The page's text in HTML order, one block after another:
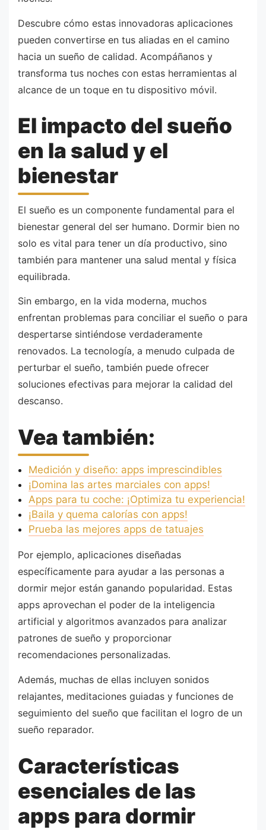
Descubre cómo estas innovadoras aplicaciones
pueden convertirse en tus aliadas en el camino
hacia un sueño de calidad. Acompáñanos y
transforma tus noches con estas herramientas al
alcance de un toque en tu dispositivo móvil.
El impacto del sueño
en la salud y el
bienestar
El sueño es un componente fundamental para el
bienestar general del ser humano. Dormir bien no
solo es vital para tener un día productivo, sino
también para mantener una salud mental y física
equilibrada.
Sin embargo, en la vida moderna, muchos
enfrentan problemas para conciliar el sueño o para
despertarse sintiéndose verdaderamente
renovados. La tecnología, a menudo culpada de
perturbar el sueño, también puede ofrecer
soluciones efectivas para mejorar la calidad del
descanso.
Vea también:
Medición y diseño: apps imprescindibles
¡Domina las artes marciales con apps!
Apps para tu coche: ¡Optimiza tu experiencia!
¡Baila y quema calorías con apps!
Prueba las mejores apps de tatuajes
Por ejemplo, aplicaciones diseñadas
específicamente para ayudar a las personas a
dormir mejor están ganando popularidad. Estas
apps aprovechan el poder de la inteligencia
artificial y algoritmos avanzados para analizar
patrones de sueño y proporcionar
recomendaciones personalizadas.
Además, muchas de ellas incluyen sonidos
relajantes, meditaciones guiadas y funciones de
seguimiento del sueño que facilitan el logro de un
sueño reparador.
Características
esenciales de las
apps para dormir